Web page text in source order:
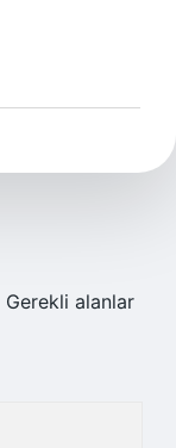
Gerekli alanlar